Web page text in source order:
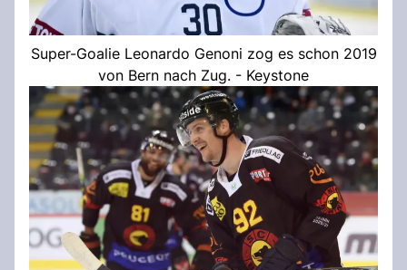
Super-Goalie Leonardo Genoni zog es schon 2019
von Bern nach Zug. - Keystone